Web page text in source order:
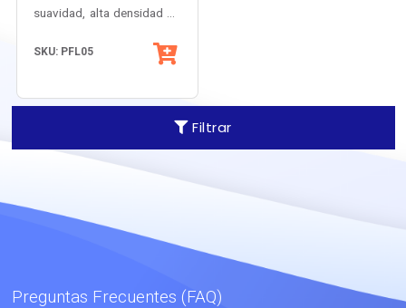
Filtrar
suavidad, alta densidad de
terminación anti-pilling en
SKU: PFL05
Preguntas Frecuentes (FAQ)